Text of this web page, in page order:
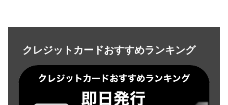
クレジットカードおすすめランキング